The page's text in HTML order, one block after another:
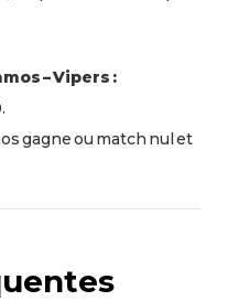
– Vipers :
gagne ou match nul et